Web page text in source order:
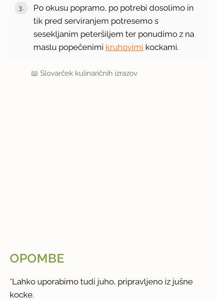
Po okusu popramo, po potrebi dosolimo in
tik pred serviranjem potresemo s
sesekljanim peteršiljem ter ponudimo z na
maslu popečenimi kruhovimi kockami.
📖Slovarček kulinaričnih izrazov
OPOMBE
*Lahko uporabimo tudi juho, pripravljeno iz jušne
kocke.